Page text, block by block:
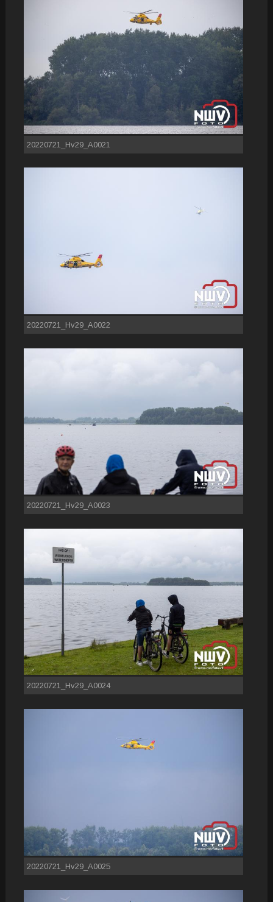
20220721_Hv29_A0021
20220721_Hv29_A0022
20220721_Hv29_A0023
20220721_Hv29_A0024
20220721_Hv29_A0025